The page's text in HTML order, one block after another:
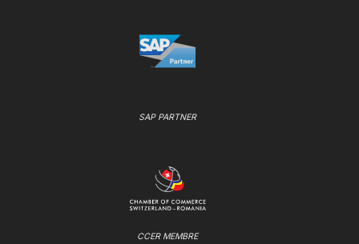
SAP PARTNER
CCER MEMBRE